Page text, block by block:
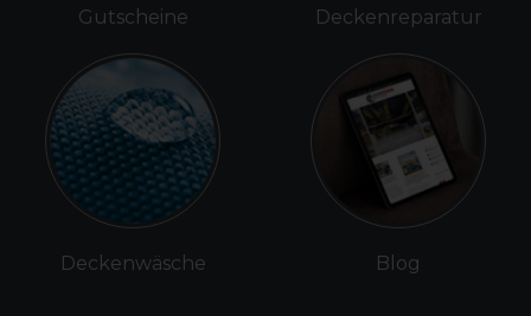
Gutscheine
Deckenwäsche
Deckenreparatur
Blog